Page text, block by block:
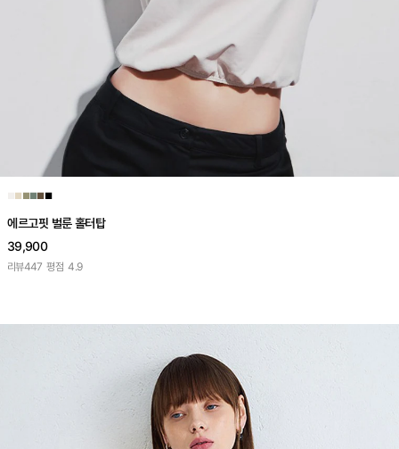
■■■■■
에르고핏 벌룬 홀터탑
39,900
리뷰447 평점 4.9